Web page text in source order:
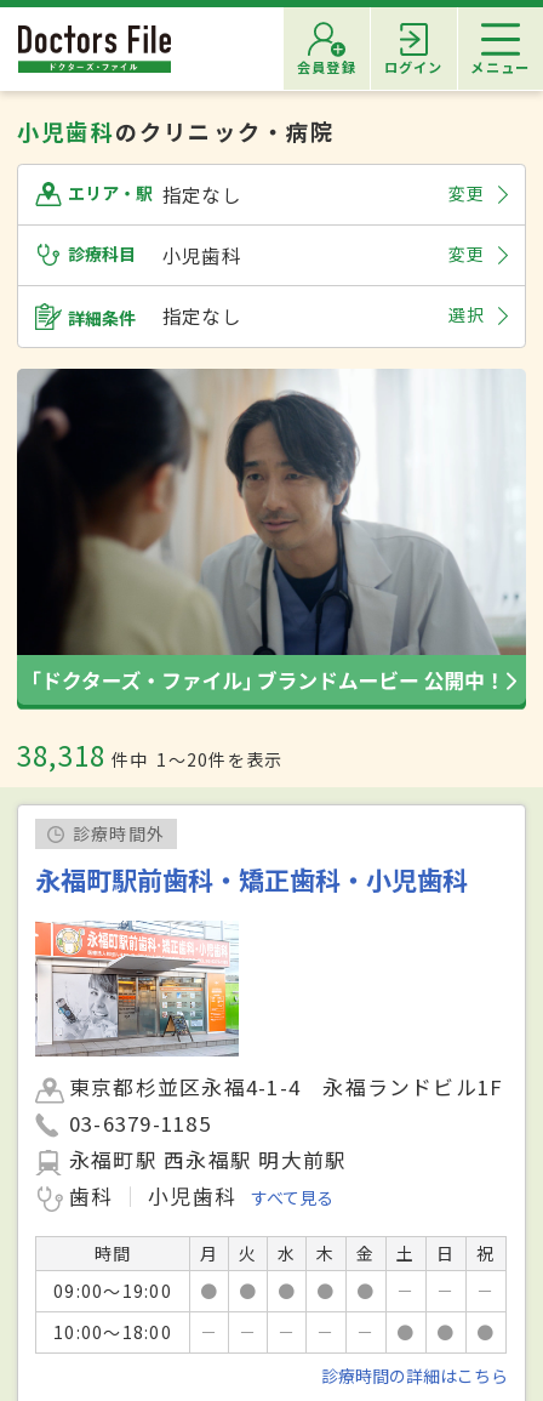
会員登録 ログイン メニュー
小児歯科のクリニック・病院
エリア・駅 指定なし 変更
診療科目 小児歯科 変更
詳細条件 指定なし 選択
38,318 件中 1〜20件を表示
診療時間外
永福町駅前歯科・矯正歯科・小児歯科
東京都杉並区永福4-1-4 永福ランドビル1F
03-6379-1185
永福町駅 西永福駅 明大前駅
歯科
小児歯科 すべて見る
時間 月 火 水 木 金 土 日
祝
09:00～19:00
● ● ● ● ● － －
－
10:00～18:00
－ － － － － ● ●
●
診療時間の詳細はこちら